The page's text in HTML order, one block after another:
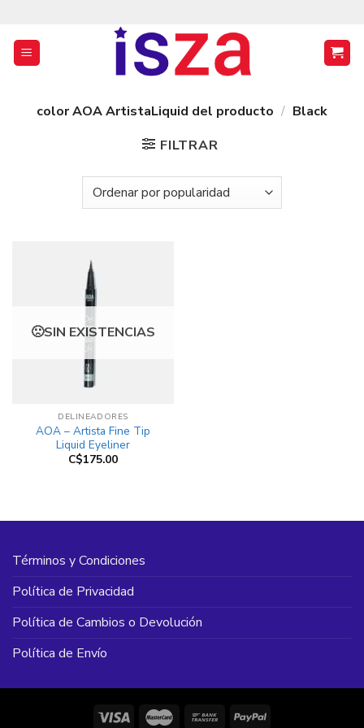
contenido
color AOA ArtistaLiquid del producto / Black
FILTRAR
SIN EXISTENCIAS
DELINEADORES
AOA – Artista Fine Tip
Liquid Eyeliner
C$175.00
Términos y Condiciones
Política de Privacidad
Política de Cambios o Devolución
Política de Envío